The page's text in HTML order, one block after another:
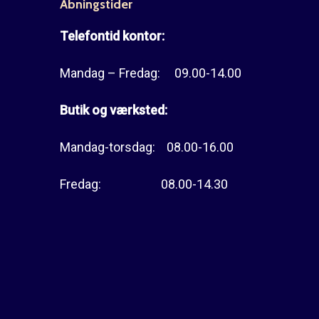
Åbningstider
Telefontid kontor:
Mandag – Fredag: 09.00-14.00
Butik og værksted:
Mandag-torsdag: 08.00-16.00
Fredag: 08.00-14.30